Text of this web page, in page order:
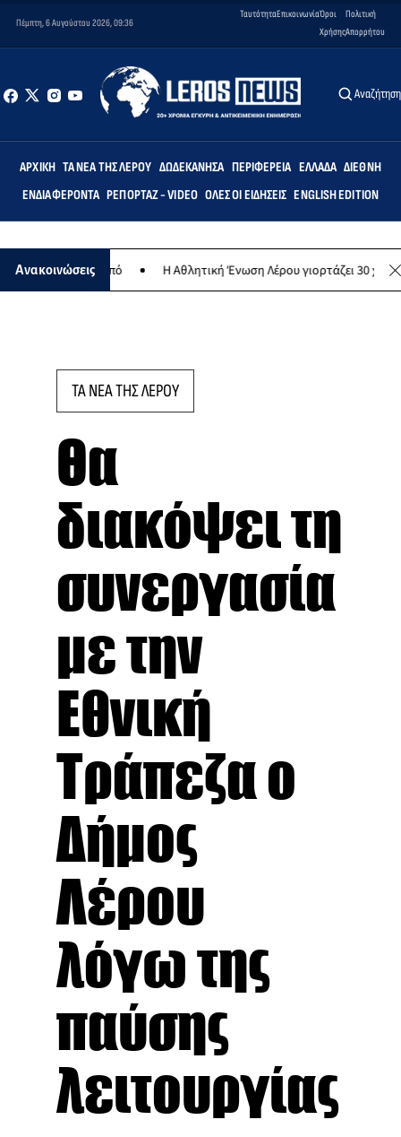
Πέμπτη, 6 Αυγούστου 2026, 09:36
ΤαυτότηταΕπικοινωνίαΌροι
Χρήσης
Πολιτική
Απορρήτου
Αναζήτηση
ΑΡΧΙΚΉ ΤΑ ΝΈΑ ΤΗΣ ΛΈΡΟΥ ΔΩΔΕΚΆΝΗΣΑ ΠΕΡΙΦΈΡΕΙΑ ΕΛΛΆΔΑ ΔΙΕΘΝΉ
ΕΝΔΙΑΦΈΡΟΝΤΑ ΡΕΠΟΡΤΆΖ - VIDEO ΌΛΕΣ ΟΙ ΕΙΔΉΣΕΙΣ ENGLISH EDITION
Ανακοινώσεις
σκοπό Η Αθλητική Ένωση Λέρου γιορτάζει 30 χρόνια
ΤΑ ΝΕΑ ΤΗΣ ΛΕΡΟΥ
Θα
διακόψει τη
συνεργασία
με την
Εθνική
Τράπεζα ο
Δήμος
Λέρου
λόγω της
παύσης
λειτουργίας